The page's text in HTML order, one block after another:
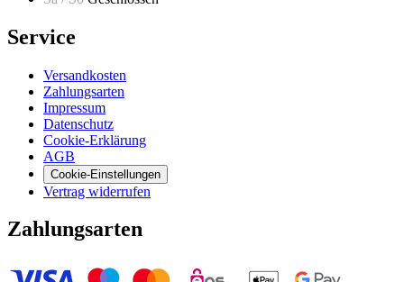
Service
Versandkosten
Zahlungsarten
Impressum
Datenschutz
Cookie-Erklärung
AGB
Cookie-Einstellungen
Vertrag widerrufen
Zahlungsarten